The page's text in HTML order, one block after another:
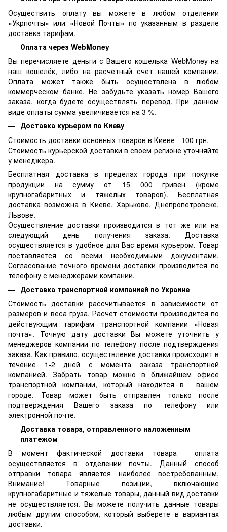
Осуществить оплату вы можете в любом отделении
«Укрпочты» или «Новой Почты» по указанным в разделе
доставка тарифам.
Оплата через WebMoney
Вы перечисляете деньги с Вашего кошелька WebMoney на
наш кошелёк, либо на расчетный счет нашей компании.
Оплата может также быть осуществлена в любом
коммерческом банке. Не забудьте указать номер Вашего
заказа, когда будете осуществлять перевод. При данном
виде оплаты сумма увеличивается на 3 %.
Доставка курьером по Киеву
Стоимость доставки основных товаров в Киеве - 100 грн.
Стоимость курьерской доставки в своем регионе уточняйте
у менеджера.
Бесплатная доставка в пределах города при покупке
продукции на сумму от 15 000 гривен (кроме
крупногабаритных и тяжелых товаров). Бесплатная
доставка возможна в Киеве, Харькове, Днепропетровске,
Львове.
Осуществление доставки производится в тот же или на
следующий день получения заказа. Доставка
осуществляется в удобное для Вас время курьером. Товар
поставляется со всеми необходимыми документами.
Согласование точного времени доставки производится по
телефону с менеджерами компании.
Доставка транспортной компанией по Украине
Стоимость доставки рассчитывается в зависимости от
размеров и веса груза. Расчет стоимости производится по
действующим тарифам транспортной компании «Новая
почта». Точную дату доставки Вы можете уточнить у
менеджеров компании по телефону после подтверждения
заказа. Как правило, осуществление доставки происходит в
течение 1-2 дней с момента заказа транспортной
компанией. Забрать товар можно в ближайшем офисе
транспортной компании, который находится в вашем
городе. Товар может быть отправлен только после
подтверждения Вашего заказа по телефону или
электронной почте.
Доставка товара, отправленного наложенным
платежом
В момент фактической доставки товара оплата
осуществляется в отделении почты. Данный способ
отправки товара является наиболее востребованным.
Внимание! Товарные позиции, включающие
крупногабаритные и тяжелые товары, данный вид доставки
не осуществляется. Вы можете получить данные товары
любым другим способом, который выберете в вариантах
доставки.